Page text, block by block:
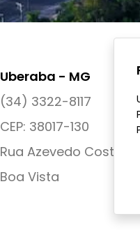
Uberaba - MG
(34) 3322-8117
CEP: 38017-130
Rua Azevedo Costa, nº
Boa Vista